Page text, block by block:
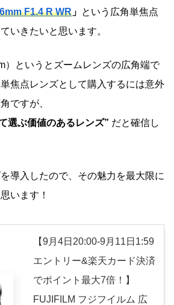
F1.4 R WR 」 という広角単焦点
いきたいと思います。
）というとズームレンズの広角端で
焦点レンズとして購入するには意外
ですが、
選ぶ価値のあるレンズ” だと確信し
導入したので、その魅力を最大限に
います！
【9月4日20:00-9月11日1:59
エントリー&楽天カード決済
でポイント最大7倍！】
FUJIFILM フジフイルム 広